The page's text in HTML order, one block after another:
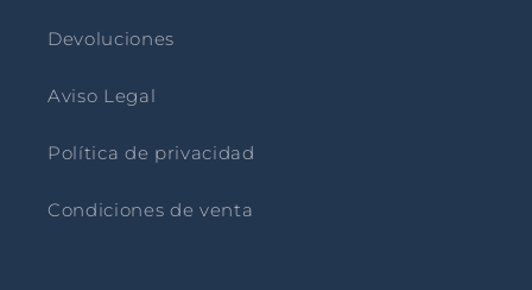
Devoluciones
Aviso Legal
Política de privacidad
Condiciones de venta